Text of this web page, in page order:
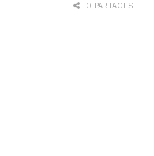
0 PARTAGES